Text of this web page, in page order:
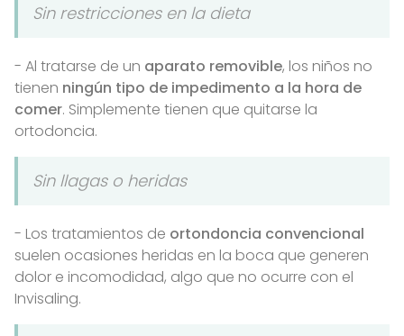
Sin restricciones en la dieta
- Al tratarse de un aparato removible, los niños no
tienen ningún tipo de impedimento a la hora de
comer. Simplemente tienen que quitarse la
ortodoncia.
Sin llagas o heridas
- Los tratamientos de ortondoncia convencional
suelen ocasiones heridas en la boca que generen
dolor e incomodidad, algo que no ocurre con el
Invisaling.